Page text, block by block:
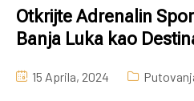
Otkrijte Adrenalin
Banja Luka kao
15 Aprila, 2024